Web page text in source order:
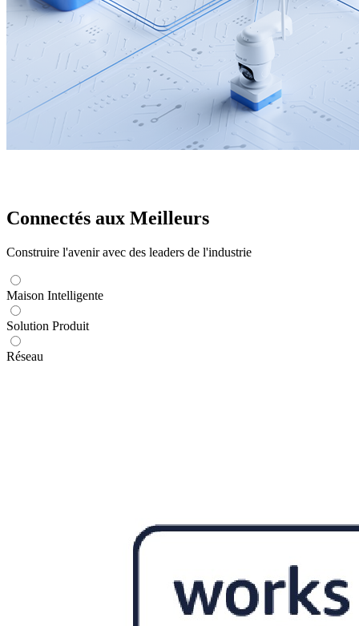
Connectés aux Meilleurs
Construire l'avenir avec des leaders de l'industrie
Maison Intelligente
Solution Produit
Réseau